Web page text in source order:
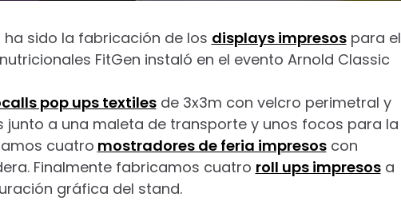
sido la fabricación de los displays impresospara el
FitGen instaló en el evento Arnold Classic
pop ups textilesde 3x3m con velcro perimetral y
a una maleta de transporte y unos focos para la
cuatro mostradores de feria impresoscon
Finalmente fabricamos cuatro roll ups impresosa
gráfica del stand.